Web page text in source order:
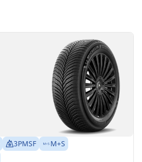
3PMSF
M+S